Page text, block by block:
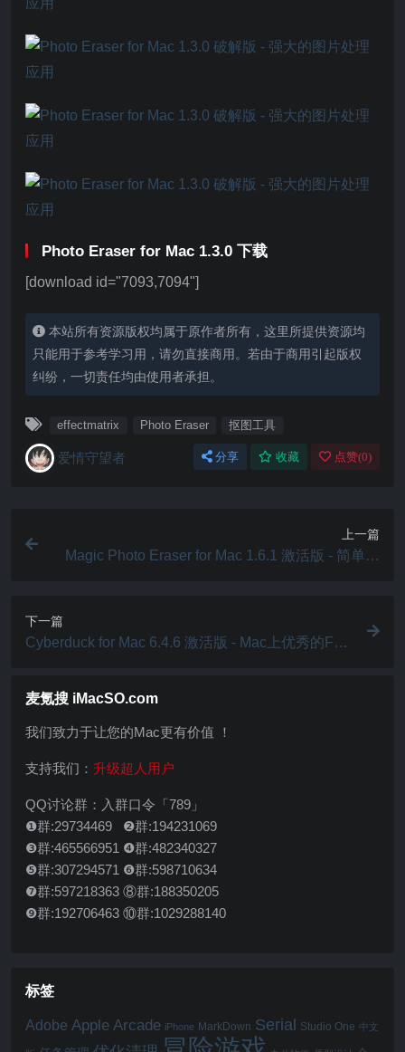
Photo Eraser for Mac 1.3.0 下载
[download id="7093,7094"]
本站所有资源版权均属于原作者所有，这里所提供资源均
只能用于参考学习用，请勿直接商用。若由于商用引起版权
纠纷，一切责任均由使用者承担。
effectmatrix Photo Eraser 抠图工具
爱情守望者 分享 收藏 点赞(0)
上一篇
Magic Photo Eraser for Mac 1.6.1 激活版 - 简单实
下一篇
Cyberduck for Mac 6.4.6 激活版 - Mac上优秀的FTP
麦氪搜 iMacSO.com
我们致力于让您的Mac更有价值 ！
支持我们： 升级超人用户
QQ讨论群：入群口令「789」
❶群:29734469 ❷群:194231069
❸群:465566951 ❹群:482340327
❺群:307294571 ❻群:598710634
❼群:597218363 ⑧群:188350205
❾群:192706463 ⑩群:1029288140
标签
Adobe Apple Arcade iPhone MarkDown Serial Studio One 中文